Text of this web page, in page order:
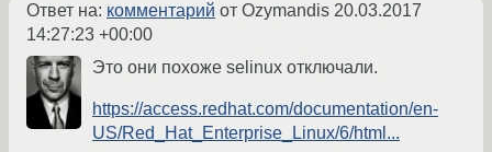
Ответ на: комментарий от Ozymandis 20.03.2017
14:27:23 +00:00
Это они похоже selinux отключали.
https://access.redhat.com/documentation/en-
US/Red_Hat_Enterprise_Linux/6/html...